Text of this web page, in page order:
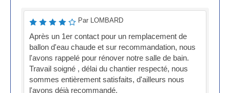
Par LOMBARD
Après un 1er contact pour un remplacement de
ballon d'eau chaude et sur recommandation, nous
l'avons rappelé pour rénover notre salle de bain.
Travail soigné , délai du chantier respecté, nous
sommes entièrement satisfaits, d'ailleurs nous
l'avons déjà recommandé.